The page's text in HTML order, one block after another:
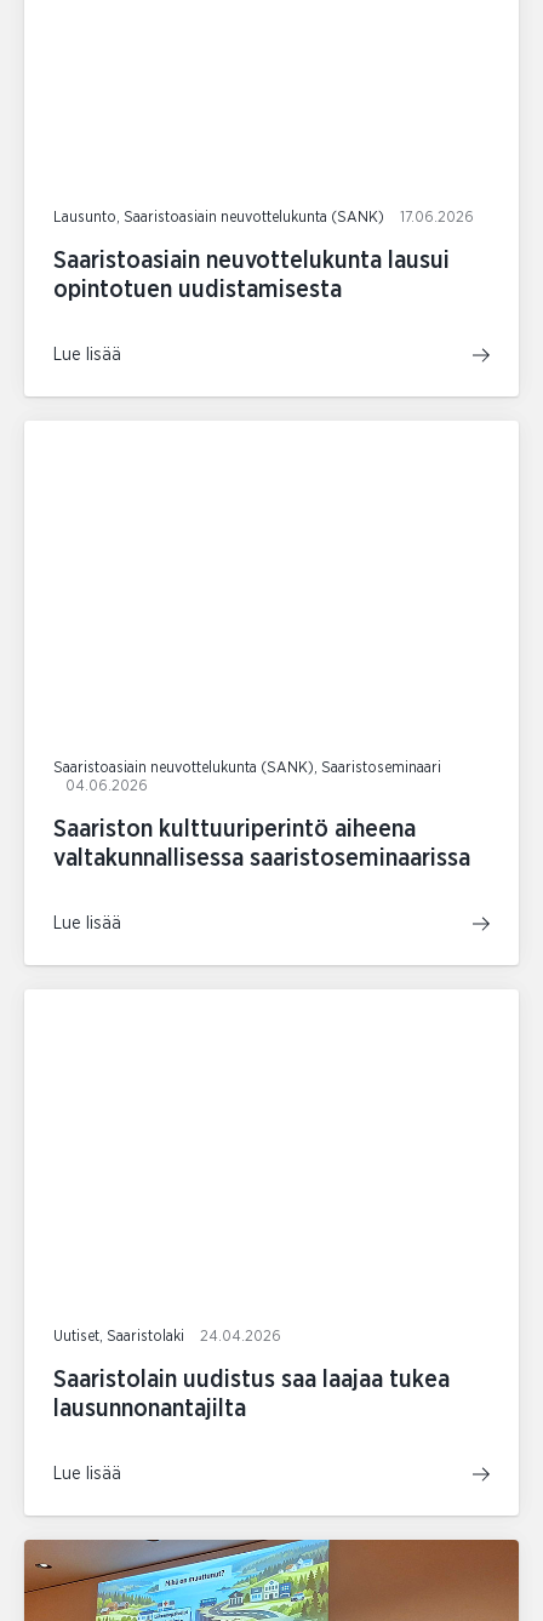
Lausunto, Saaristoasiain neuvottelukunta (SANK) 17.06.2026
Saaristoasiain neuvottelukunta lausui
opintotuen uudistamisesta
Lue lisää
Saaristoasiain neuvottelukunta (SANK), Saaristoseminaari
04.06.2026
Saariston kulttuuriperintö aiheena
valtakunnallisessa saaristoseminaarissa
Lue lisää
Uutiset, Saaristolaki 24.04.2026
Saaristolain uudistus saa laajaa tukea
lausunnonantajilta
Lue lisää